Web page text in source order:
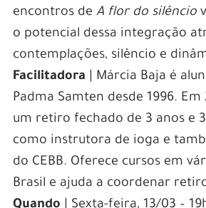
encontros de A flor do silêncio
o potencial dessa integração
contemplações, silêncio e
Facilitadora | Márcia Baja é
Padma Samten desde 1996.
um retiro fechado de 3 anos e
como instrutora de ioga e
do CEBB. Oferece cursos em
Brasil e ajuda a coordenar